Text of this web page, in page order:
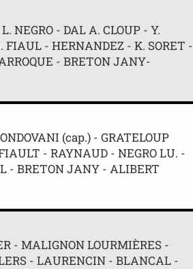
NEGRO - DAL A. CLOUP - Y.
FIAUL - HERNANDEZ - K. SORET -
- BRETON JANY-
(cap.) - GRATELOUP
- RAYNAUD - NEGRO LU. -
- BRETON JANY - ALIBERT
- MALIGNON LOURMIÈRES -
- LAURENCIN - BLANCAL -